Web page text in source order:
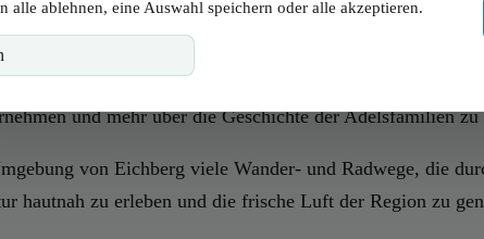
Eichberg, das auf einem Hügel vor den Toren des
Einblicke in die aristokratische Vergangenheit der
und mehr über die Geschichte der Adelsfamilien
von Eichberg viele Wander- und Radwege, die
hautnah zu erleben und die frische Luft der Region zu
alle ablehnen, eine Auswahl speichern oder alle akzeptieren.